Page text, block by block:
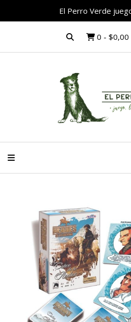
El Perro Verde
0 - $0,00